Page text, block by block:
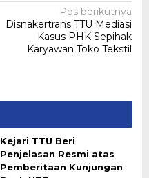
Pos berikutnya
Disnakertrans TTU Mediasi
Kasus PHK Sepihak
Karyawan Toko Tekstil
Kejari TTU Beri
Penjelasan Resmi atas
Pemberitaan Kunjungan